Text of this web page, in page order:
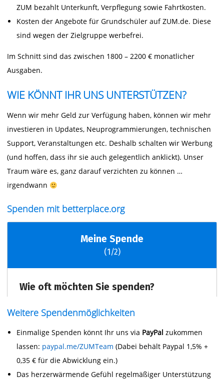
ZUM bezahlt Unterkunft, Verpflegung sowie Fahrtkosten.
Kosten der Angebote für Grundschüler auf ZUM.de. Diese
sind wegen der Zielgruppe werbefrei.
Im Schnitt sind das zwischen 1800 – 2200 € monatlicher
Ausgaben.
WIE KÖNNT IHR UNS UNTERSTÜTZEN?
Wenn wir mehr Geld zur Verfügung haben, können wir mehr
investieren in Updates, Neuprogrammierungen, technischen
Support, Veranstaltungen etc. Deshalb schalten wir Werbung
(und hoffen, dass ihr sie auch gelegentlich anklickt). Unser
Traum wäre es, ganz darauf verzichten zu können …
irgendwann
Spenden mit betterplace.org
Weitere Spendenmöglichkeiten
Einmalige Spenden könnt Ihr uns via PayPal zukommen
lassen: paypal.me/ZUMTeam (Dabei behält Paypal 1,5% +
0,35 € für die Abwicklung ein.)
Das herzerwärmende Gefühl regelmäßiger Unterstützung